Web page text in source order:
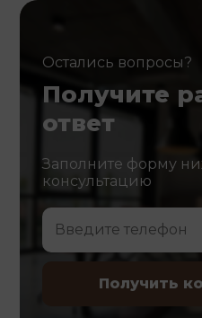
Остались вопросы?
Получите
ответ
Заполните форму
консультацию